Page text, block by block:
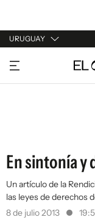
URUGUAY
URUGUAY
ARGENTINA
En sintonía y
Un artículo de la
las leyes de derechos
8 de julio 2013